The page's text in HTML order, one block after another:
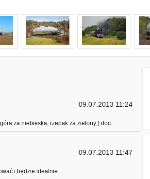
09.07.2013 11:24
za niebieska, rzepak za zielony;) doc.
09.07.2013 11:47
i będzie idealnie.